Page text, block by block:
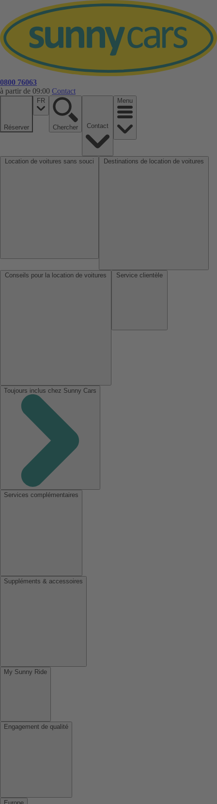
0800 76063
à partir de 09:00 Contact
Réserver
FR
Chercher
Menu
Toujours inclus chez Sunny Cars
Services complémentaires
Suppléments & accessoires
My Sunny Ride
Engagement de qualité